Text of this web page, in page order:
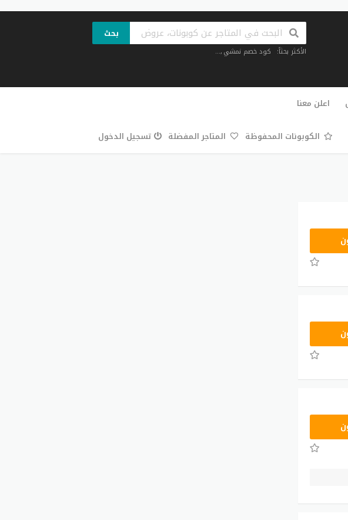
بحث
الأكثر بحثاً: كود خصم نمشي,...
تخطي
اعلن معنا
الكوبونات المحفوظة المتاجر المفضلة تسجيل الدخول